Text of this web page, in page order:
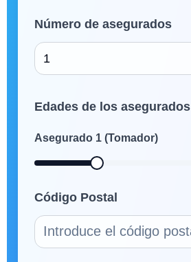
Número de asegurados
1
Edades de los asegurados
Asegurado 1 (Tomador)
Código Postal